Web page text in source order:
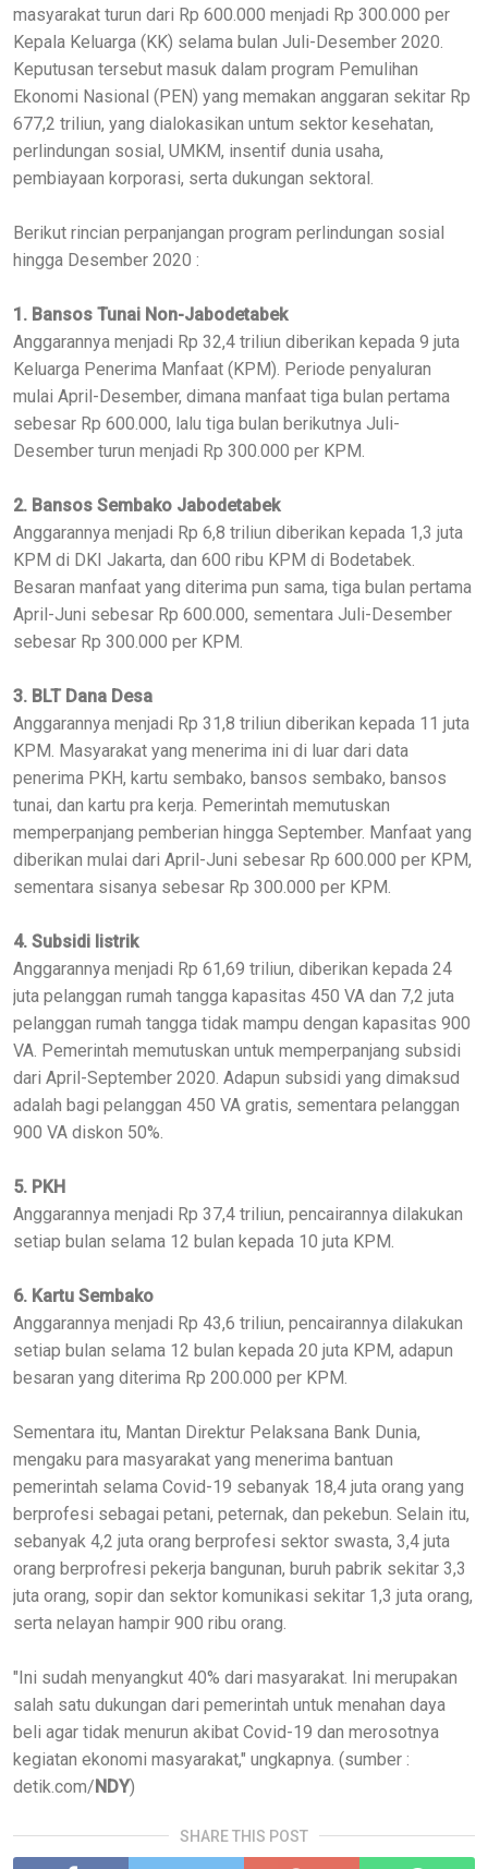
masyarakat turun dari Rp 600.000 menjadi Rp 300.000 per
Kepala Keluarga (KK) selama bulan Juli-Desember 2020.
Keputusan tersebut masuk dalam program Pemulihan
Ekonomi Nasional (PEN) yang memakan anggaran sekitar Rp
677,2 triliun, yang dialokasikan untum sektor kesehatan,
perlindungan sosial, UMKM, insentif dunia usaha,
pembiayaan korporasi, serta dukungan sektoral.
Berikut rincian perpanjangan program perlindungan sosial
hingga Desember 2020 :
1. Bansos Tunai Non-Jabodetabek
Anggarannya menjadi Rp 32,4 triliun diberikan kepada 9 juta
Keluarga Penerima Manfaat (KPM). Periode penyaluran
mulai April-Desember, dimana manfaat tiga bulan pertama
sebesar Rp 600.000, lalu tiga bulan berikutnya Juli-
Desember turun menjadi Rp 300.000 per KPM.
2. Bansos Sembako Jabodetabek
Anggarannya menjadi Rp 6,8 triliun diberikan kepada 1,3 juta
KPM di DKI Jakarta, dan 600 ribu KPM di Bodetabek.
Besaran manfaat yang diterima pun sama, tiga bulan pertama
April-Juni sebesar Rp 600.000, sementara Juli-Desember
sebesar Rp 300.000 per KPM.
3. BLT Dana Desa
Anggarannya menjadi Rp 31,8 triliun diberikan kepada 11 juta
KPM. Masyarakat yang menerima ini di luar dari data
penerima PKH, kartu sembako, bansos sembako, bansos
tunai, dan kartu pra kerja. Pemerintah memutuskan
memperpanjang pemberian hingga September. Manfaat yang
diberikan mulai dari April-Juni sebesar Rp 600.000 per KPM,
sementara sisanya sebesar Rp 300.000 per KPM.
4. Subsidi listrik
Anggarannya menjadi Rp 61,69 triliun, diberikan kepada 24
juta pelanggan rumah tangga kapasitas 450 VA dan 7,2 juta
pelanggan rumah tangga tidak mampu dengan kapasitas 900
VA. Pemerintah memutuskan untuk memperpanjang subsidi
dari April-September 2020. Adapun subsidi yang dimaksud
adalah bagi pelanggan 450 VA gratis, sementara pelanggan
900 VA diskon 50%.
5. PKH
Anggarannya menjadi Rp 37,4 triliun, pencairannya dilakukan
setiap bulan selama 12 bulan kepada 10 juta KPM.
6. Kartu Sembako
Anggarannya menjadi Rp 43,6 triliun, pencairannya dilakukan
setiap bulan selama 12 bulan kepada 20 juta KPM, adapun
besaran yang diterima Rp 200.000 per KPM.
Sementara itu, Mantan Direktur Pelaksana Bank Dunia,
mengaku para masyarakat yang menerima bantuan
pemerintah selama Covid-19 sebanyak 18,4 juta orang yang
berprofesi sebagai petani, peternak, dan pekebun. Selain itu,
sebanyak 4,2 juta orang berprofesi sektor swasta, 3,4 juta
orang berprofresi pekerja bangunan, buruh pabrik sekitar 3,3
juta orang, sopir dan sektor komunikasi sekitar 1,3 juta orang,
serta nelayan hampir 900 ribu orang.
"Ini sudah menyangkut 40% dari masyarakat. Ini merupakan
salah satu dukungan dari pemerintah untuk menahan daya
beli agar tidak menurun akibat Covid-19 dan merosotnya
kegiatan ekonomi masyarakat," ungkapnya. (sumber :
detik.com/ NDY)
SHARE THIS POST